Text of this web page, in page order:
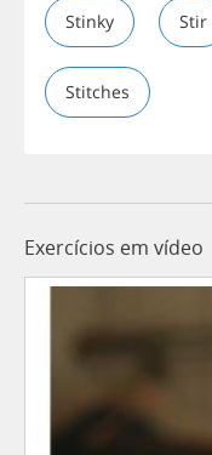
Stinky Stir
Stitches
Exercícios em vídeo